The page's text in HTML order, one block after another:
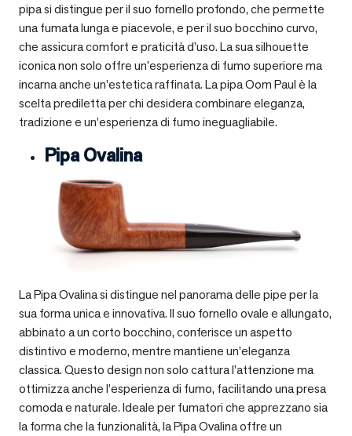
pipa si distingue per il suo fornello profondo, che permette
una fumata lunga e piacevole, e per il suo bocchino curvo,
che assicura comfort e praticità d’uso. La sua silhouette
iconica non solo offre un’esperienza di fumo superiore ma
incarna anche un’estetica raffinata. La pipa Oom Paul è la
scelta prediletta per chi desidera combinare eleganza,
tradizione e un’esperienza di fumo ineguagliabile.
Pipa Ovalina
La Pipa Ovalina si distingue nel panorama delle pipe per la
sua forma unica e innovativa. Il suo fornello ovale e allungato,
abbinato a un corto bocchino, conferisce un aspetto
distintivo e moderno, mentre mantiene un’eleganza
classica. Questo design non solo cattura l’attenzione ma
ottimizza anche l’esperienza di fumo, facilitando una presa
comoda e naturale. Ideale per fumatori che apprezzano sia
la forma che la funzionalità, la Pipa Ovalina offre un